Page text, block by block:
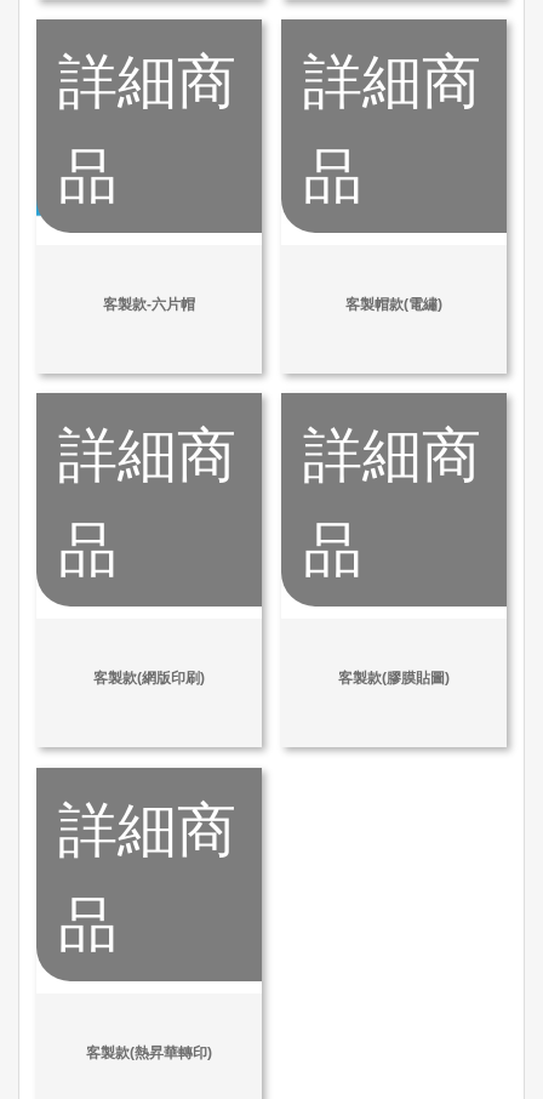
詳細商
品
客製款-六片帽
詳細商
品
客製帽款(電繡)
詳細商
品
客製款(網版印刷)
詳細商
品
客製款(膠膜貼圖)
詳細商
品
客製款(熱昇華轉印)